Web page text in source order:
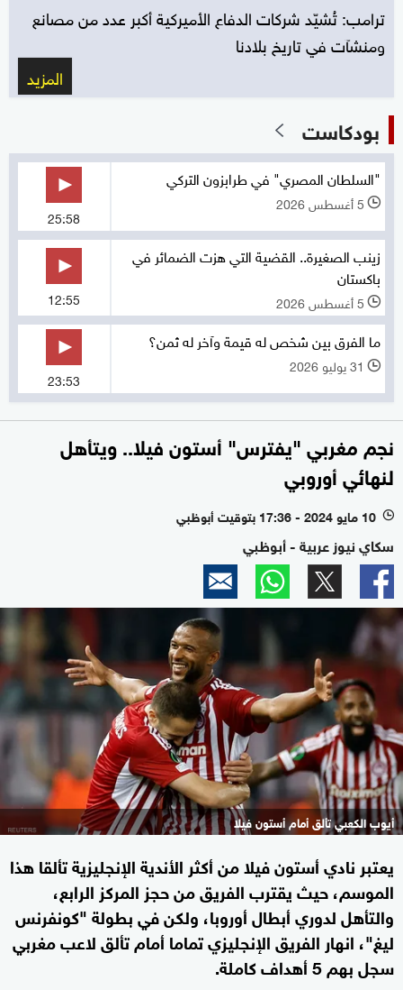
ترامب: تُشيّد شركات الدفاع الأميركية أكبر عدد من مصانع
ومنشآت في تاريخ بلادنا
المزيد
بودكاست
"السلطان المصري" في طرابزون التركي
l 5 أغسطس 2026
25:58
زينب الصغيرة.. القضية التي هزت الضمائر في
باكستان
l 5 أغسطس 2026 12:55
ما الفرق بين شخص له قيمة وآخر له ثمن؟
l 31 يوليو 2026
23:53
نجم مغربي "يفترس" أستون فيلا.. ويتأهل
لنهائي أوروبي
l 10 مايو 2024 - 17:36 بتوقيت أبوظبي
سكاي نيوز عربية - أبوظبي
أيوب الكعبي تألق أمام أستون فيلا
يعتبر نادي أستون فيلا من أكثر الأندية الإنجليزية تألقا هذا
الموسم، حيث يقترب الفريق من حجز المركز الرابع،
والتأهل لدوري أبطال أوروبا، ولكن في بطولة "كونفرنس
ليغ"، انهار الفريق الإنجليزي تماما أمام تألق لاعب مغربي
سجل بهم 5 أهداف كاملة.